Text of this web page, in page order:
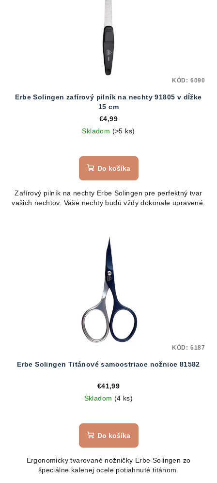
Erbe Solingen zafírový pilník na nechty 91805 v dĺžke
15 cm
€4,99
Skladom (>5 ks)
Do košíka
Zafírový pilník na nechty Erbe Solingen pre perfektný tvar
vašich nechtov. Vaše nechty budú vždy dokonale upravené.
KÓD: 6090
Erbe Solingen Titánové samoostriace nožnice 81582
€41,99
Skladom (4 ks)
Do košíka
Ergonomicky tvarované nožničky Erbe Solingen zo
špeciálne kalenej ocele potiahnuté titánom.
KÓD: 6187